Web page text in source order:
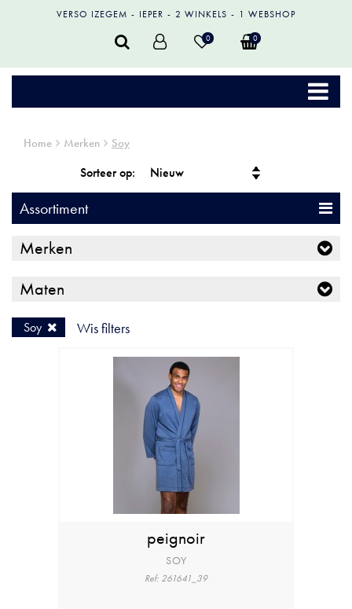
VERSO IZEGEM IEPER 2 WINKELS 1 WEBSHOP
0 0
Home Merken Soy
Sorteer op:
Assortiment
Merken
Maten
Soy Wis filters
peignoir
SOY
Ref: 261641_39